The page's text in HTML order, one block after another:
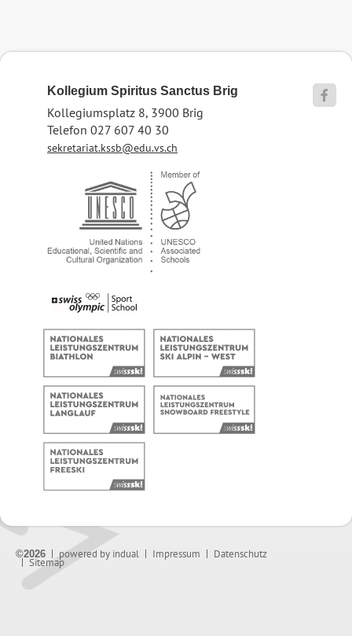
Kollegium Spiritus Sanctus Brig
Kollegiumsplatz 8, 3900 Brig
Telefon 027 607 40 30
sekretariat.kssb@edu.vs.ch

©2026 powered by indual Impressum Datenschutz
Sitemap